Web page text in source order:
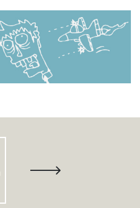
Информационно-поисковая